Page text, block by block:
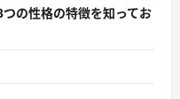
の性格の特徴を知ってお